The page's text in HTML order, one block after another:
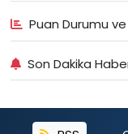
Puan Durumu
Son Dakika